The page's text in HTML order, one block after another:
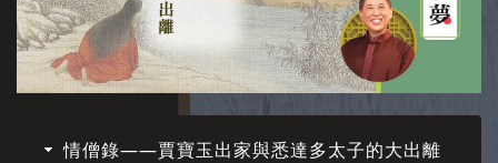
情僧錄——賈寶玉出家與悉達多太子的大出離